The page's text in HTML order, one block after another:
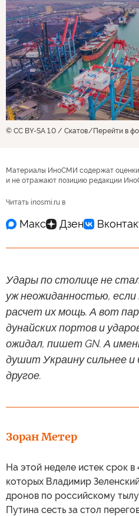
© CC BY-SA 1.0 / Скатов Перейти в
Материалы ИноСМИ содержат
и не отражают позицию редакции
Читать inosmi.ru в
Удары по столице не
уж неожиданностью,
расчет их мощь. А вот
дунайских портов и
ожидал, пишет GN. А
душит Украину сильнее
другое.
Зоран Метер
На этой неделе истек срок в
которых Владимир
дронов по российскому
Путина сесть за стол